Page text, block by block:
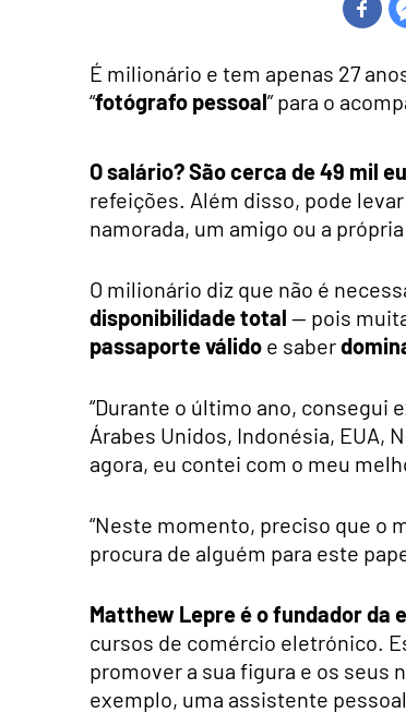
É milionário e tem apenas 27
“fotógrafo pessoal” para o
O salário? São cerca de 49 mil
refeições. Além disso, pode
namorada, um amigo ou a
O milionário diz que não é
disponibilidade total — pois
passaporte válido e saber
“Durante o último ano, consegui
Árabes Unidos, Indonésia, EUA,
agora, eu contei com o meu
“Neste momento, preciso que o
procura de alguém para este
Matthew Lepre é o fundador da
cursos de comércio eletrónico.
promover a sua figura e os seus
exemplo, uma assistente